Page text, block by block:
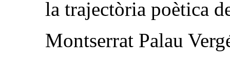
la trajectòria poètica
Montserrat Palau